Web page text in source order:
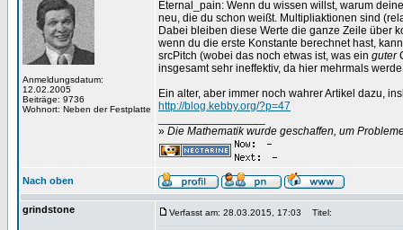
Anmeldungsdatum:
12.02.2005
Beiträge: 9736
Wohnort: Neben der Festplatte
Eternal_pain: Wenn du wissen willst, warum
neu, die du schon weißt. Multipliaktionen sind
Dabei bleiben diese Werte die ganze Zeile über
wenn du die erste Konstante berechnet hast,
srcPitch (wobei das noch etwas ist, was ein guter
insgesamt sehr ineffektiv, da hier mehrmals
Ein alter, aber immer noch wahrer Artikel dazu,
http://blog.kebby.org/?p=47
» Die Mathematik wurde geschaffen, um
Nach oben
grindstone Verfasst am: 28.03.2015, 17:03 Titel: